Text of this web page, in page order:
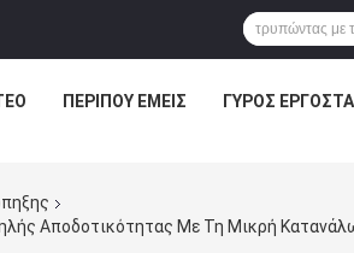
ΠΕΡΊΠΟΥ ΕΜΕΊΣ ΓΎΡΟΣ
Αποδοτικότητας Με Τη Μικρή